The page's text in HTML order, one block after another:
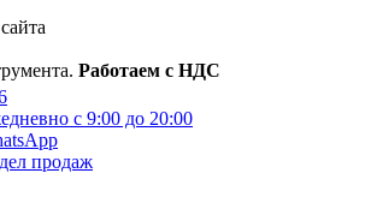
Работаем с НДС
с 9:00 до 20:00
продаж